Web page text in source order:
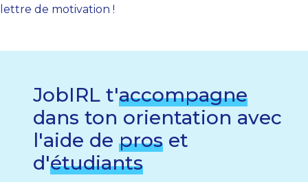
lettre de motivation !
JobIRL t'accompagne
dans ton orientation avec
l'aide de pros et
d'étudiants